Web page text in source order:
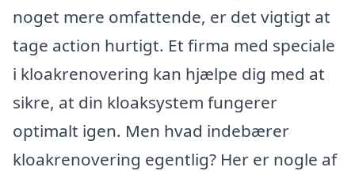
noget mere omfattende, er det vigtigt at
tage action hurtigt. Et firma med speciale
i kloakrenovering kan hjælpe dig med at
sikre, at din kloaksystem fungerer
optimalt igen. Men hvad indebærer
kloakrenovering egentlig? Her er nogle af